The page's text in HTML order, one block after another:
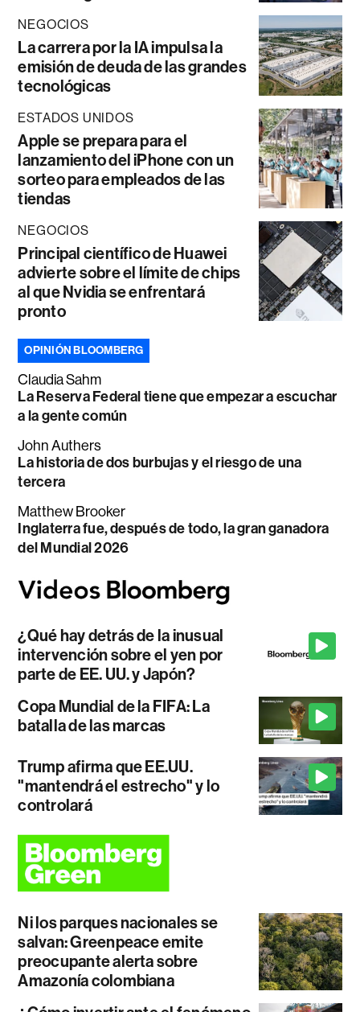
NEGOCIOS
La carrera por la IA impulsa la
emisión de deuda de las grandes
tecnológicas
ESTADOS UNIDOS
Apple se prepara para el
lanzamiento del iPhone con un
sorteo para empleados de las
tiendas
NEGOCIOS
Principal científico de Huawei
advierte sobre el límite de chips
al que Nvidia se enfrentará
pronto
OPINIÓN BLOOMBERG
Claudia Sahm
La Reserva Federal tiene que empezar a escuchar
a la gente común
John Authers
La historia de dos burbujas y el riesgo de una
tercera
Matthew Brooker
Inglaterra fue, después de todo, la gran ganadora
del Mundial 2026
¿Qué hay detrás de la inusual
intervención sobre el yen por
parte de EE. UU. y Japón?
Copa Mundial de la FIFA: La
batalla de las marcas
Trump afirma que EE.UU.
"mantendrá el estrecho" y lo
controlará
Ni los parques nacionales se
salvan: Greenpeace emite
preocupante alerta sobre
Amazonía colombiana